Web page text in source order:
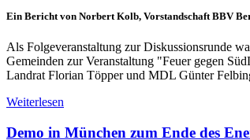
Ein Bericht von Norbert Kolb, Vorstandschaft BBV
Als Folgeveranstaltung zur Diskussionsrunde
Gemeinden zur Veranstaltung "Feuer gegen
Landrat Florian Töpper und MDL Günter
Weiterlesen
Demo in München zum Ende des